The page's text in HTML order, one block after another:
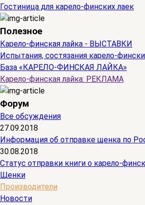
Гостиница для карело-финских лаек
Полезное
Карело-финская лайка - ВЫСТАВКИ
Испытания, состязания карело-
База «КАРЕЛО-ФИНСКАЯ ЛАЙКА»
Карело-финская лайка: РЕКЛАМА
Форум
Все обсуждения
27.09.2018
Информация об отправке щенка по
30.08.2018
Статус отправки книги о карело-
Щенки
Производители
Новости